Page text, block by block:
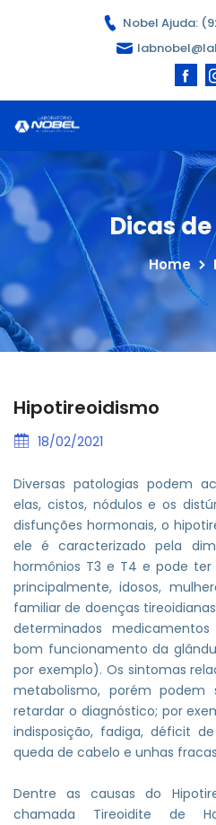
Nobel Ajuda:
Dicas
Home
Hipotireoidismo
18/02/2021
Diversas patologias podem
elas, cistos, nódulos e os
disfunções hormonais, o
ele é caracterizado pela
hormônios T3 e T4 e pode ter
principalmente, idosos,
familiar de doenças
determinados
bom funcionamento da
por exemplo). Os sintomas
metabolismo, porém
retardar o diagnóstico; por
indisposição, fadiga, déficit
queda de cabelo e unhas
Dentre as causas do
chamada Tireoidite de